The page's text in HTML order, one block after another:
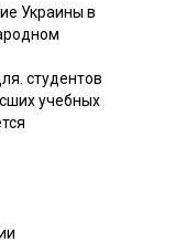
Украины в
студентов
учебных